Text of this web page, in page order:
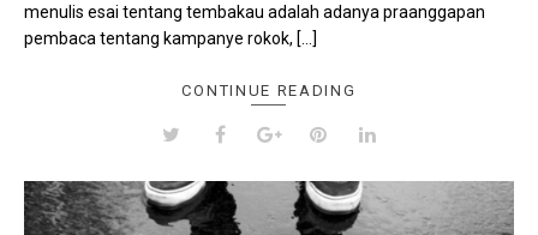
menulis esai tentang tembakau adalah adanya praanggapan
pembaca tentang kampanye rokok, […]
CONTINUE READING